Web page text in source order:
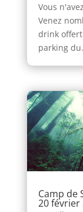
Vous
Venez
drink offert
parking
Camp de
20 février